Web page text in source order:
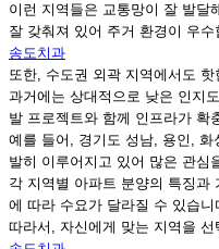
이런 지역들은 교통망이 잘 발달
잘 갖춰져 있어 주거 환경이 우수
송도치과
또한, 수도권 외곽 지역에서도
과거에는 상대적으로 낮은 인지
발 프로젝트와 함께 인프라가 확
예를 들어, 경기도 성남, 용인,
발히 이루어지고 있어 많은 관심
각 지역별 아파트 분양의 특징과
에 따라 수요가 달라질 수 있습니
따라서, 자신에게 맞는 지역을